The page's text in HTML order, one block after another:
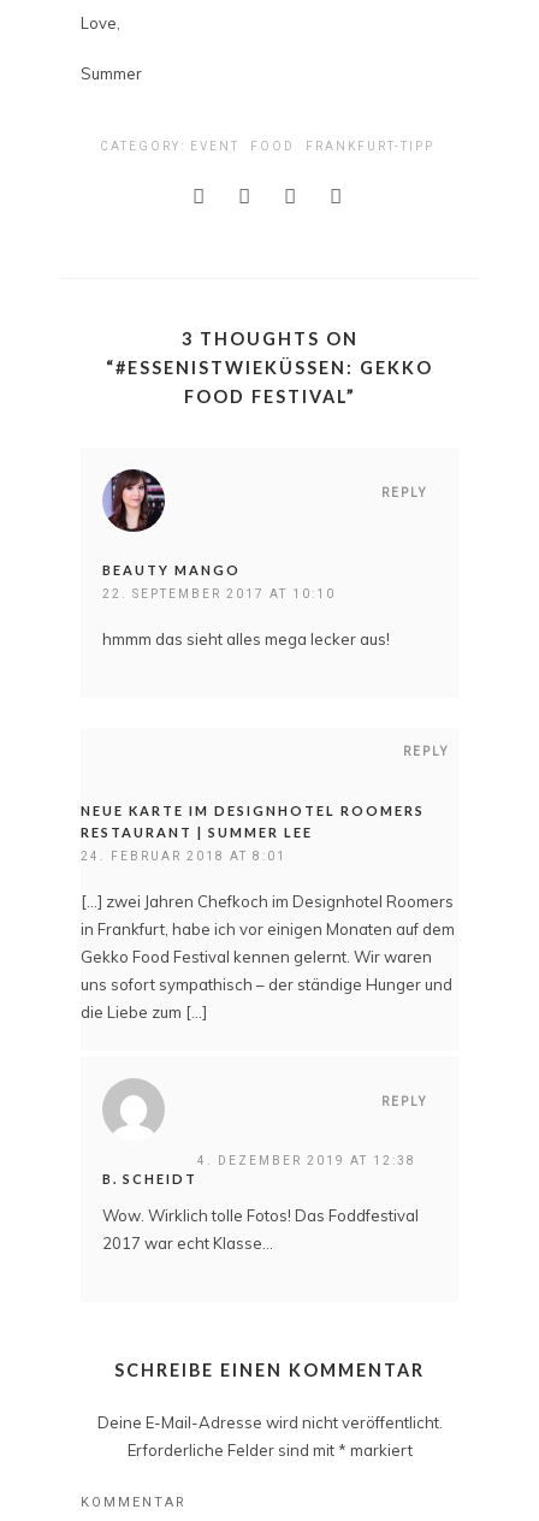
Love,
Summer
CATEGORY: EVENT FOOD FRANKFURT-TIPP
3 THOUGHTS ON
“#ESSENISTWIEKÜSSEN: GEKKO
FOOD FESTIVAL”
REPLY
BEAUTY MANGO
22. SEPTEMBER 2017 AT 10:10
hmmm das sieht alles mega lecker aus!
REPLY
NEUE KARTE IM DESIGNHOTEL ROOMERS
RESTAURANT | SUMMER LEE
24. FEBRUAR 2018 AT 8:01
[…] zwei Jahren Chefkoch im Designhotel Roomers
in Frankfurt, habe ich vor einigen Monaten auf dem
Gekko Food Festival kennen gelernt. Wir waren
uns sofort sympathisch – der ständige Hunger und
die Liebe zum […]
REPLY
B. SCHEIDT
4. DEZEMBER 2019 AT 12:38
Wow. Wirklich tolle Fotos! Das Foddfestival
2017 war echt Klasse…
SCHREIBE EINEN KOMMENTAR
Deine E-Mail-Adresse wird nicht veröffentlicht.
Erforderliche Felder sind mit * markiert
KOMMENTAR